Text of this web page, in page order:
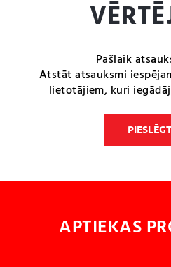
Pašlaik
Atstāt atsauksmi
lietotājiem, kuri
APTIEKAS